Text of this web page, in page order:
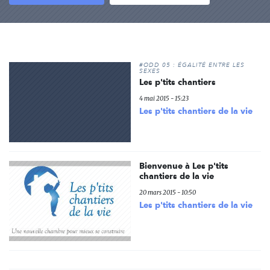
#ODD 05 : ÉGALITÉ ENTRE LES
SEXES
Les p'tits chantiers
4 mai 2015 - 15:23
Les p'tits chantiers de la vie
Bienvenue à Les p'tits
chantiers de la vie
20 mars 2015 - 10:50
Les p'tits chantiers de la vie